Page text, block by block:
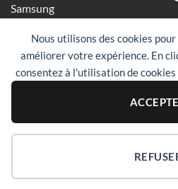
Nous utilisons des cookies
améliorer votre expérience. En
consentez à l'utilisation de
Samsung
Xiaomi
Google
Huawei
Copyright 2026 ©